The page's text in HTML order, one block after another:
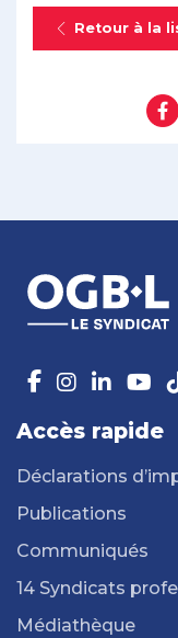
Retour à la
Accès rapide
Déclarations
Publications
Communiqués
14 Syndicats
Médiathèque